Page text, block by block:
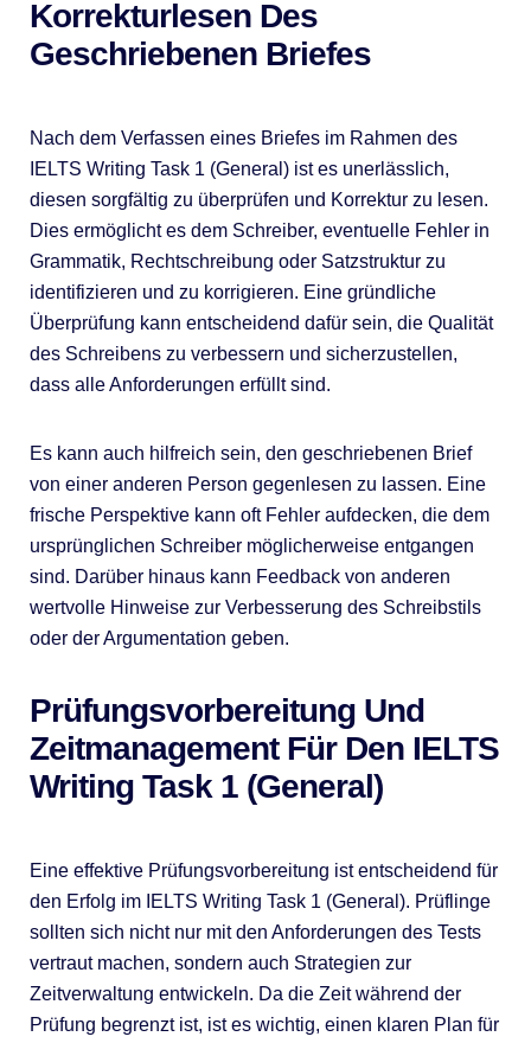
Korrekturlesen Des
Geschriebenen Briefes
Nach dem Verfassen eines Briefes im Rahmen des
IELTS Writing Task 1 (General) ist es unerlässlich,
diesen sorgfältig zu überprüfen und Korrektur zu lesen.
Dies ermöglicht es dem Schreiber, eventuelle Fehler in
Grammatik, Rechtschreibung oder Satzstruktur zu
identifizieren und zu korrigieren. Eine gründliche
Überprüfung kann entscheidend dafür sein, die Qualität
des Schreibens zu verbessern und sicherzustellen,
dass alle Anforderungen erfüllt sind.
Es kann auch hilfreich sein, den geschriebenen Brief
von einer anderen Person gegenlesen zu lassen. Eine
frische Perspektive kann oft Fehler aufdecken, die dem
ursprünglichen Schreiber möglicherweise entgangen
sind. Darüber hinaus kann Feedback von anderen
wertvolle Hinweise zur Verbesserung des Schreibstils
oder der Argumentation geben.
Prüfungsvorbereitung Und
Zeitmanagement Für Den IELTS
Writing Task 1 (General)
Eine effektive Prüfungsvorbereitung ist entscheidend für
den Erfolg im IELTS Writing Task 1 (General). Prüflinge
sollten sich nicht nur mit den Anforderungen des Tests
vertraut machen, sondern auch Strategien zur
Zeitverwaltung entwickeln. Da die Zeit während der
Prüfung begrenzt ist, ist es wichtig, einen klaren Plan für